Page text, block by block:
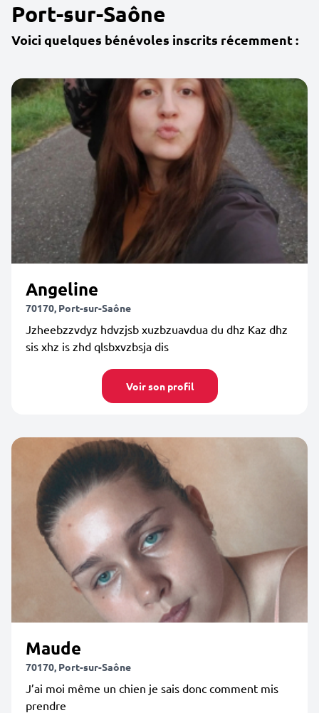
Port-sur-Saône
Voici quelques bénévoles inscrits récemment :
Angeline
70170, Port-sur-Saône
Jzheebzzvdyz hdvzjsb xuzbzuavdua du dhz Kaz dhz
sis xhz is zhd qlsbxvzbsja dis
Voir son profil
Maude
70170, Port-sur-Saône
J’ai moi même un chien je sais donc comment mis
prendre